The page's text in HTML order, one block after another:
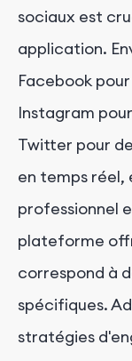
sociaux est
application.
Facebook
Instagram
Twitter pour
en temps réel,
professionnel
plateforme
correspond à
spécifiques.
stratégies